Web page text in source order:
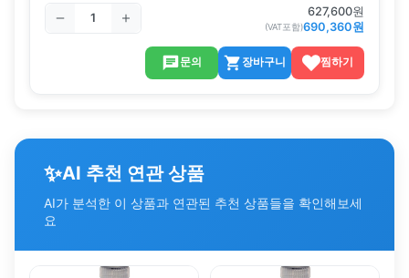
627,600원
(VAT포함)690,360원
문의 장바구니 찜하기
✨AI 추천 연관 상품
AI가 분석한 이 상품과 연관된 추천 상품들을 확인해보세
요